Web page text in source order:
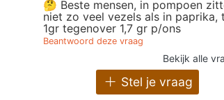
🤔 Beste mensen, in pompoen
niet zo veel vezels als in paprika,
1gr tegenover 1,7 gr p/ons
Beantwoord deze vraag
Bekijk alle
Stel je vraag